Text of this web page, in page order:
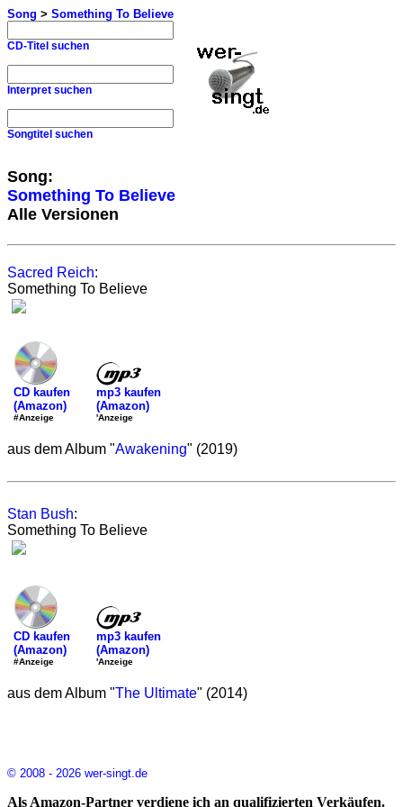
Song > Something To Believe
CD-Titel suchen
Interpret suchen
Songtitel suchen
Song:
Something To Believe
Alle Versionen
Sacred Reich:
Something To Believe
CD kaufen
(Amazon)
#Anzeige
mp3 kaufen
(Amazon)
'Anzeige
aus dem Album "Awakening" (2019)
Stan Bush:
Something To Believe
CD kaufen
(Amazon)
#Anzeige
mp3 kaufen
(Amazon)
'Anzeige
aus dem Album "The Ultimate" (2014)
© 2008 - 2026 wer-singt.de
Als Amazon-Partner verdiene ich an qualifizierten Verkäufen.